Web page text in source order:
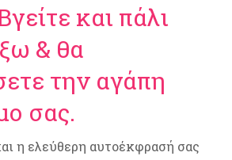
και πάλι
& θα
την αγάπη
σας.
η ελεύθερη αυτοέκφρασή σας